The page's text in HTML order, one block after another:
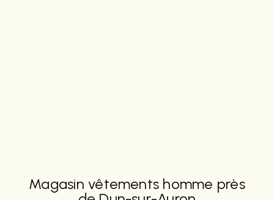
Magasin vêtements homme près